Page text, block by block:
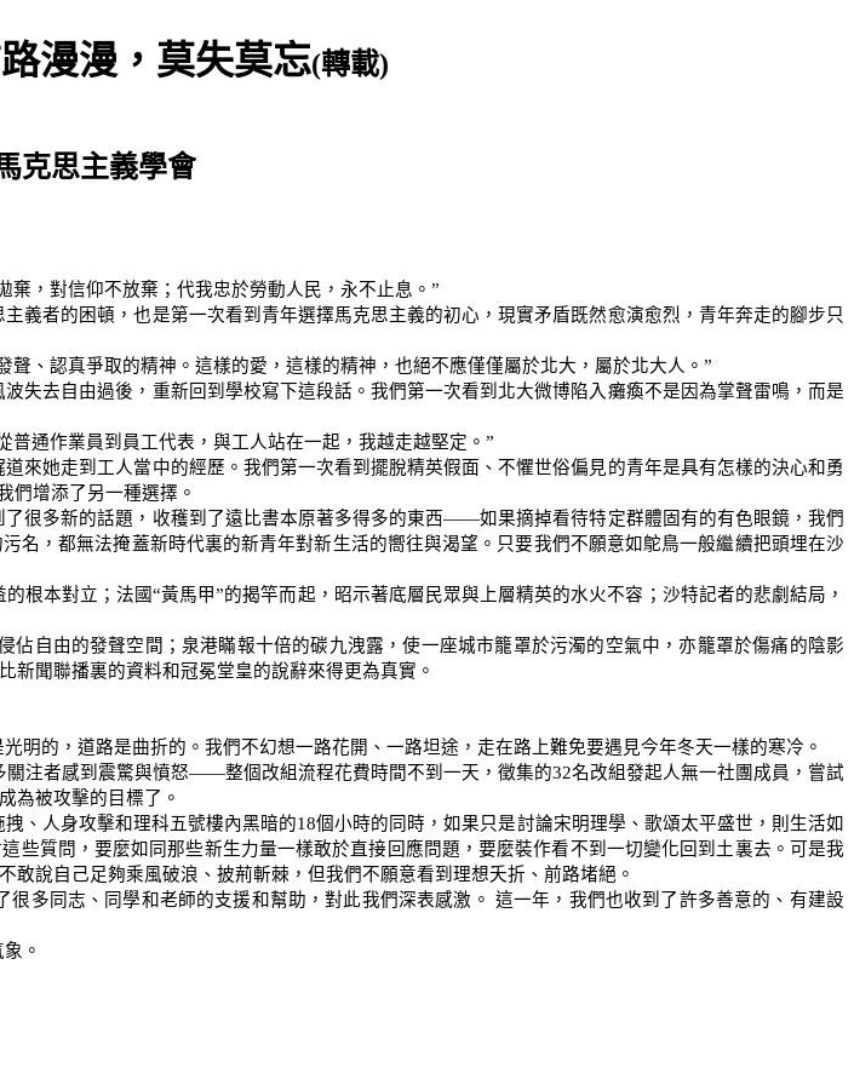
漫漫，莫失莫忘(轉載)
克思主義學會
，對信仰不放棄；代我忠於勞動人民，永不止息。 ”
義者的困頓，也是第一次看到青年選擇馬克思主義的初心，現實矛盾既然愈演愈烈，青年奔走的腳步只
、認真爭取的精神。這樣的愛，這樣的精神，也絕不應僅僅屬於北大，屬於北大人。 ”
失去自由過後，重新回到學校寫下這段話。我們第一次看到北大微博陷入癱瘓不是因為掌聲雷鳴，而是
通作業員到員工代表，與工人站在一起，我越走越堅定。 ”
來她走到工人當中的經歷。我們第一次看到擺脫精英假面、不懼世俗偏見的青年是具有怎樣的決心和勇
們增添了另一種選擇。
很多新的話題，收穫到了遠比書本原著多得多的東西——如果摘掉看待特定群體固有的有色眼鏡，我們
，都無法掩蓋新時代裏的新青年對新生活的嚮往與渴望。只要我們不願意如鴕鳥一般繼續把頭埋在沙
的根本對立；法國“黃馬甲”的揭竿而起，昭示著底層民眾與上層精英的水火不容；沙特記者的悲劇結局，
佔自由的發聲空間；泉港瞞報十倍的碳九洩露，使一座城市籠罩於污濁的空氣中，亦籠罩於傷痛的陰影
新聞聯播裏的資料和冠冕堂皇的說辭來得更為真實。
明的，道路是曲折的。我們不幻想一路花開、一路坦途，走在路上難免要遇見今年冬天一樣的寒冷。
注者感到震驚與憤怒——整個改組流程花費時間不到一天，徵集的32名改組發起人無一社團成員，嘗試
為被攻擊的目標了。
、人身攻擊和理科五號樓內黑暗的18個小時的同時，如果只是討論宋明理學、歌頌太平盛世，則生活如
些質問，要麼如同那些新生力量一樣敢於直接回應問題，要麼裝作看不到一切變化回到土裏去。可是我
說自己足夠乘風破浪、披荊斬棘，但我們不願意看到理想夭折、前路堵絕。
多同志、同學和老師的支援和幫助，對此我們深表感激。 這一年，我們也收到了許多善意的、有建設
。